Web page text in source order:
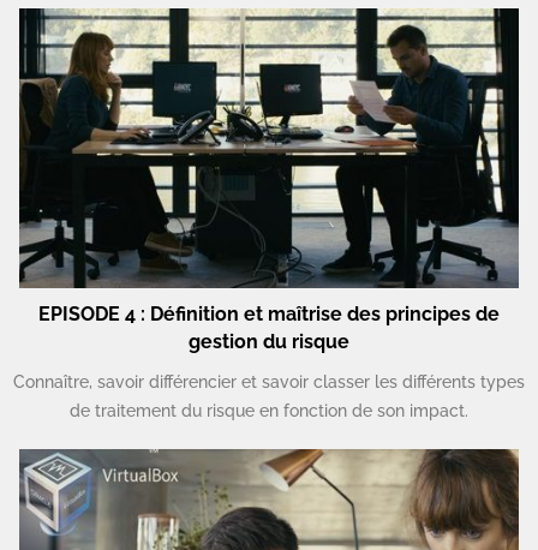
EPISODE 4 : Définition et maîtrise des principes de
gestion du risque
Connaître, savoir différencier et savoir classer les différents types
de traitement du risque en fonction de son impact.